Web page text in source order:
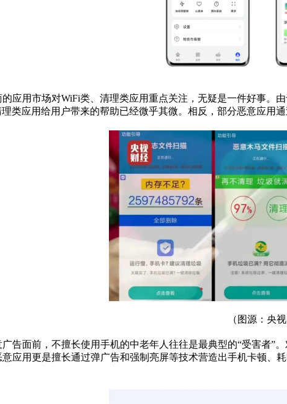
应用市场对WiFi类、清理类应用重点关注，无疑是一件好事
类应用给用户带来的帮助已经微乎其微。相反，部分恶意应用
（图源： 央视
告面前，不擅长使用手机的中老年人往往是最典型的“受害者”
应用更是擅长通过弹广告和强制亮屏等技术营造出手机卡顿